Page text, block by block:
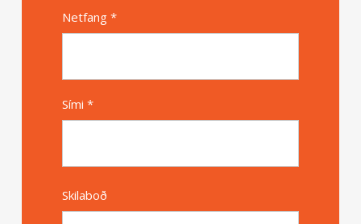
Netfang *
Sími *
Skilaboð